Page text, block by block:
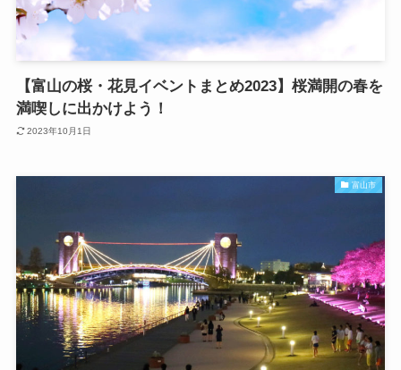
【富山の桜・花見イベントまとめ2023】桜満開の春を
満喫しに出かけよう！
2023年10月1日
富山市